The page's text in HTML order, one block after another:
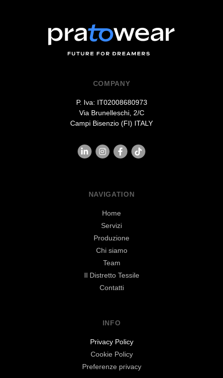
COMPANY
P. Iva: IT02008680973
Via Brunelleschi, 2/C
Campi Bisenzio (FI) ITALY
NAVIGATION
Home
Servizi
Produzione
Chi siamo
Team
Il Distretto Tessile
Contatti
INFO
Privacy Policy
Cookie Policy
Preferenze privacy